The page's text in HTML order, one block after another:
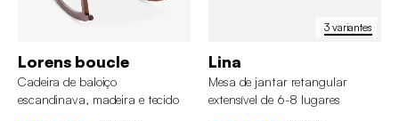
Lorens boucle
Cadeira de baloiço
escandinava, madeira e tecido
3 variantes
Lina
Mesa de jantar retangular
extensível de 6-8 lugares